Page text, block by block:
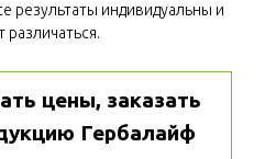
результаты индивидуальны и
различаться.
цены, заказать
Гербалайф